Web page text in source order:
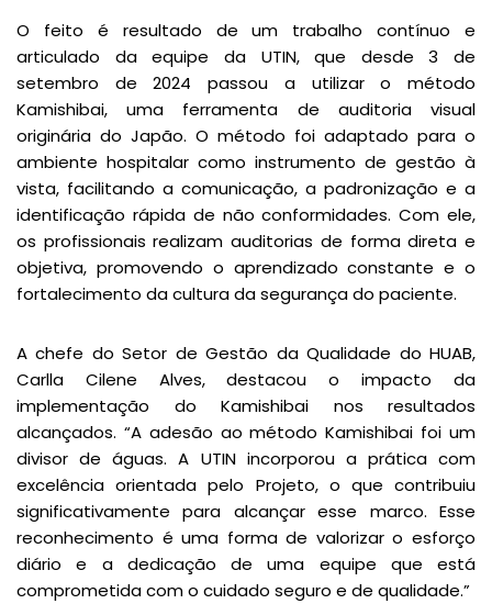
O feito é resultado de um trabalho contínuo e
articulado da equipe da UTIN, que desde 3 de
setembro de 2024 passou a utilizar o método
Kamishibai, uma ferramenta de auditoria visual
originária do Japão. O método foi adaptado para o
ambiente hospitalar como instrumento de gestão à
vista, facilitando a comunicação, a padronização e a
identificação rápida de não conformidades. Com ele,
os profissionais realizam auditorias de forma direta e
objetiva, promovendo o aprendizado constante e o
fortalecimento da cultura da segurança do paciente.
A chefe do Setor de Gestão da Qualidade do HUAB,
Carlla Cilene Alves, destacou o impacto da
implementação do Kamishibai nos resultados
alcançados. “A adesão ao método Kamishibai foi um
divisor de águas. A UTIN incorporou a prática com
excelência orientada pelo Projeto, o que contribuiu
significativamente para alcançar esse marco. Esse
reconhecimento é uma forma de valorizar o esforço
diário e a dedicação de uma equipe que está
comprometida com o cuidado seguro e de qualidade.”